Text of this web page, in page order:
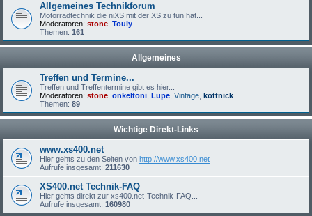
Allgemeines Technikforum
Motorradtechnik die niXS mit der XS zu tun hat...
Moderatoren: stone Touly
Themen: 161
Allgemeines
Treffen und Termine...
Treffen und Treffentermine gibt es hier...
Moderatoren: stone onkeltoni Lupe Vintage kottnick
Themen: 89
Wichtige Direkt-Links
www.xs400.net
Hier gehts zu den Seiten von http://www.xs400.net
Aufrufe insgesamt: 211630
XS400.net Technik-FAQ
Hier gehts direkt zur xs400.net-Technik-FAQ...
Aufrufe insgesamt: 160980